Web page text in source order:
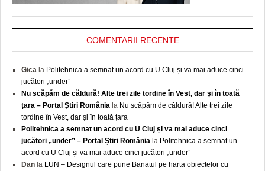
COMENTARII RECENTE
Gica la Politehnica a semnat un acord cu U Cluj și va mai aduce cinci
jucători „under”
Nu scăpăm de căldură! Alte trei zile tordine în Vest, dar și în toată
țara – Portal Știri România la Nu scăpăm de căldură! Alte trei zile
tordine în Vest, dar și în toată țara
Politehnica a semnat un acord cu U Cluj și va mai aduce cinci
jucători „under” – Portal Știri România la Politehnica a semnat un
acord cu U Cluj și va mai aduce cinci jucători „under”
Dan la LUN – Designul care pune Banatul pe harta obiectelor cu